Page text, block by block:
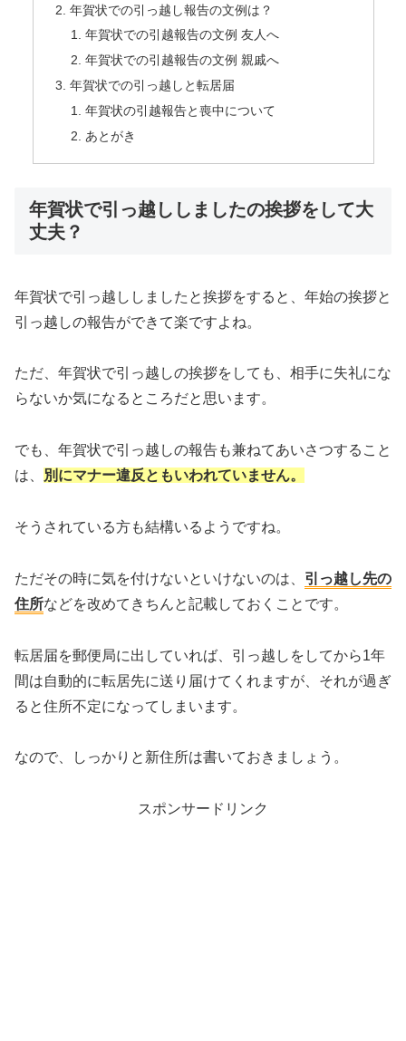
年賀状での引っ越し報告の文例は？
年賀状での引越報告の文例 友人へ
年賀状での引越報告の文例 親戚へ
年賀状での引っ越しと転居届
年賀状の引越報告と喪中について
あとがき
年賀状で引っ越ししましたの挨拶をして大
丈夫？
年賀状で引っ越ししましたと挨拶をすると、年始の挨拶と
引っ越しの報告ができて楽ですよね。
ただ、年賀状で引っ越しの挨拶をしても、相手に失礼にな
らないか気になるところだと思います。
でも、年賀状で引っ越しの報告も兼ねてあいさつすること
は、
別にマナー違反ともいわれていません。
そうされている方も結構いるようですね。
ただその時に気を付けないといけないのは、 引っ越し先の
住所などを改めてきちんと記載しておくことです。
転居届を郵便局に出していれば、引っ越しをしてから1年
間は自動的に転居先に送り届けてくれますが、それが過ぎ
ると住所不定になってしまいます。
なので、しっかりと新住所は書いておきましょう。
スポンサードリンク